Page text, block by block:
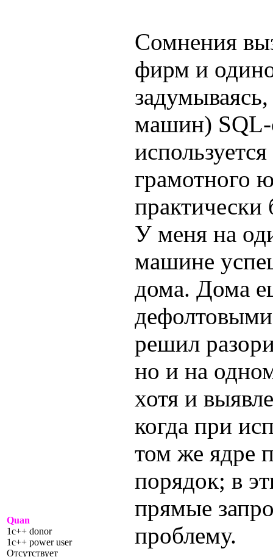
Quan
1c++ donor
1c++ power user
Отсутствует
Сомнения
фирм и
машин) SQL-
грамотного
практически
У меня на
машине
дома. Дома
решил
но и на
хотя и
когда при
том же ядре
порядок; в
прямые
проблему.